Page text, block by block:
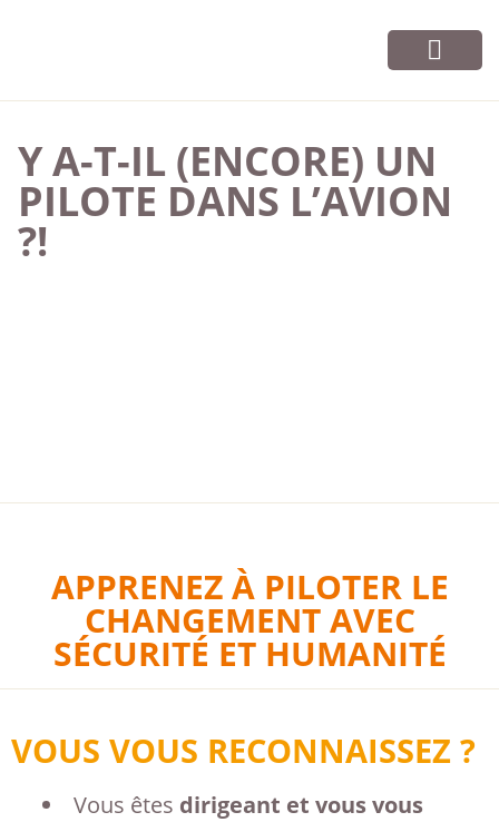
Y A-T-IL (ENCORE) UN
PILOTE DANS L’AVION
?!
APPRENEZ À PILOTER LE
CHANGEMENT AVEC
SÉCURITÉ ET HUMANITÉ
VOUS VOUS RECONNAISSEZ ?
Vous êtes dirigeant et vous vous